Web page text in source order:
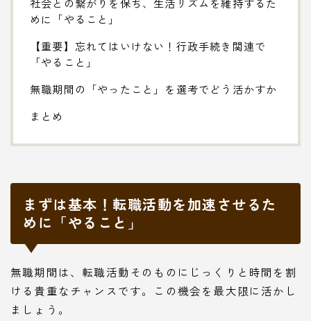
めに「やること」
【重要】忘れてはいけない！行政手続き関連で
「やること」
無職期間の「やったこと」を選考でどう活かすか
まとめ
まずは基本！転職活動を加速させるた
めに「やること」
無職期間は、転職活動そのものにじっくりと時間を割
ける貴重なチャンスです。この機会を最大限に活かし
ましょう。